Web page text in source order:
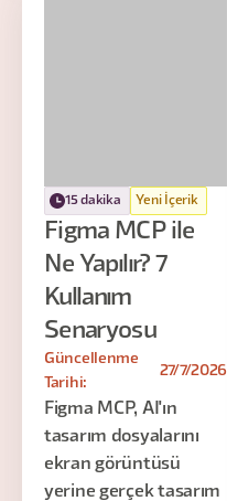
15 dakika Yeni İçerik
Figma MCP ile
Ne Yapılır? 7
Kullanım
Senaryosu
Güncellenme
Tarihi:
27/7/2026
Figma MCP, AI'ın
tasarım dosyalarını
ekran görüntüsü
yerine gerçek tasarım